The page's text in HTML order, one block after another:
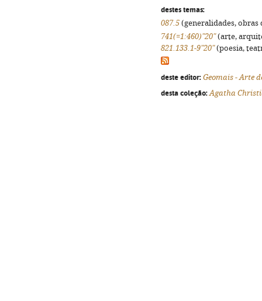
destes temas:
087.5 (generalidades,
741(=1:460)"20"(arte,
821.133.1-9"20"(poesia,
deste editor: Geomais - Arte
desta coleção: Agatha